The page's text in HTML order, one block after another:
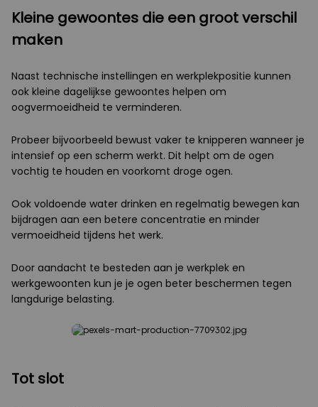
Kleine gewoontes die een groot verschil
maken
Naast technische instellingen en werkplekpositie kunnen
ook kleine dagelijkse gewoontes helpen om
oogvermoeidheid te verminderen.
Probeer bijvoorbeeld bewust vaker te knipperen wanneer je
intensief op een scherm werkt. Dit helpt om de ogen
vochtig te houden en voorkomt droge ogen.
Ook voldoende water drinken en regelmatig bewegen kan
bijdragen aan een betere concentratie en minder
vermoeidheid tijdens het werk.
Door aandacht te besteden aan je werkplek en
werkgewoonten kun je je ogen beter beschermen tegen
langdurige belasting.
Tot slot